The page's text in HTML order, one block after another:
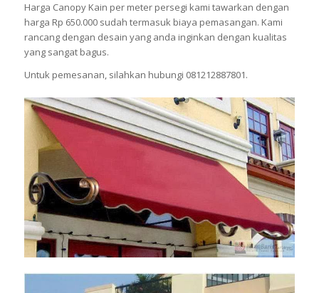
Harga Canopy Kain per meter persegi kami tawarkan dengan
harga Rp 650.000 sudah termasuk biaya pemasangan. Kami
rancang dengan desain yang anda inginkan dengan kualitas
yang sangat bagus.
Untuk pemesanan, silahkan hubungi 081212887801.